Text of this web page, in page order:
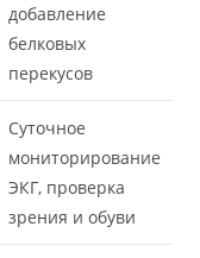
добавление
белковых
перекусов
Суточное
мониторирование
ЭКГ, проверка
зрения и обуви